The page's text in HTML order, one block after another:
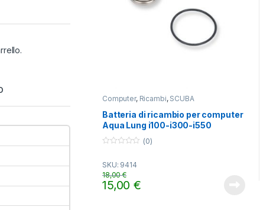
Computer, Ricambi, SCUBA
Batteria di ricambio per computer
Aqua Lung i100-i300-i550
u
t
o
(0)
SKU: 9414
15,00€
18,00€